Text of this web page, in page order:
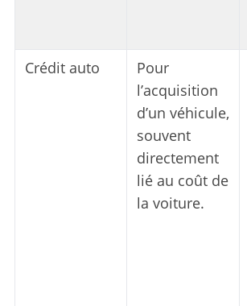
Crédit auto
Pour
l’acquisition
d’un véhicule,
souvent
directement
lié au coût de
la voiture.